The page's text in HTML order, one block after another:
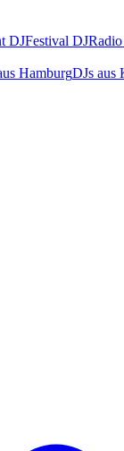
DJFestival DJ
HamburgDJs aus